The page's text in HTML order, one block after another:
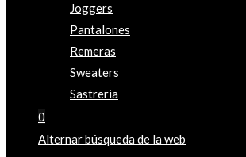
Joggers
Pantalones
Remeras
Sweaters
Sastreria
0
Alternar búsqueda de la web